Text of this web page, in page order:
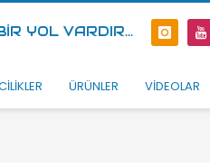
YOL VARDIR...
ÜRÜNLER VİDEOLAR